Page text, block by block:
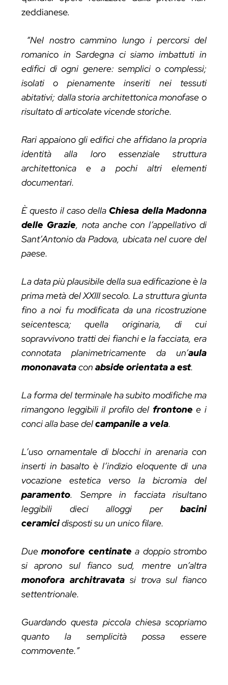
zeddianese.
“Nel nostro cammino lungo i percorsi del
romanico in Sardegna ci siamo imbattuti in
edifici di ogni genere: semplici o complessi;
isolati o pienamente inseriti nei tessuti
abitativi; dalla storia architettonica monofase o
risultato di articolate vicende storiche.
Rari appaiono gli edifici che affidano la propria
identità alla loro essenziale struttura
architettonica e a pochi altri elementi
documentari.
È questo il caso della Chiesa della Madonna
delle Grazie, nota anche con l’appellativo di
Sant’Antonio da Padova, ubicata nel cuore del
paese.
La data più plausibile della sua edificazione è la
prima metà del XXIII secolo. La struttura giunta
fino a noi fu modificata da una ricostruzione
seicentesca; quella originaria, di cui
sopravvivono tratti dei fianchi e la facciata, era
connotata planimetricamente da un’aula
mononavatacon abside orientata a est.
La forma del terminale ha subito modifiche ma
rimangono leggibili il profilo del frontone e i
conci alla base delcampanile a vela.
L’uso ornamentale di blocchi in arenaria con
inserti in basalto è l’indizio eloquente di una
vocazione estetica verso la bicromia del
paramento. Sempre in facciata risultano
leggibili dieci alloggi per bacini
ceramicidisposti su un unico filare.
Duemonofore centinate a doppio strombo
si aprono sul fianco sud, mentre un’altra
monofora architravata si trova sul fianco
settentrionale.
Guardando questa piccola chiesa scopriamo
quanto la semplicità possa essere
commovente.”